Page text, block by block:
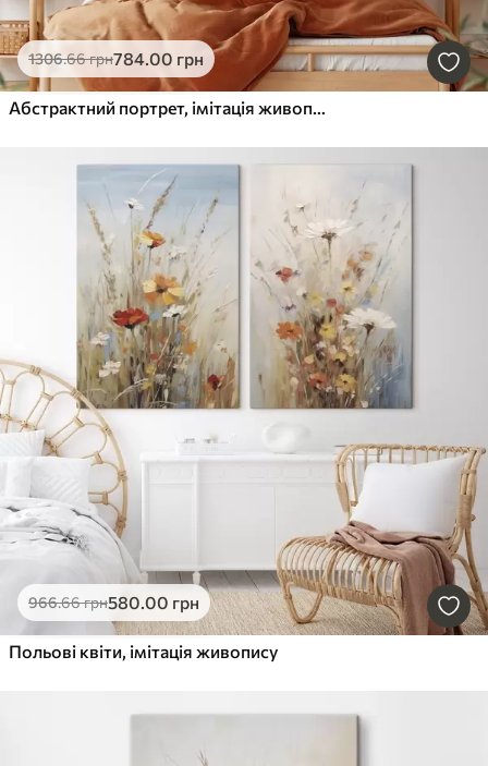
1306.66грн784.00 грн
Абстрактний портрет, імітація живопису
966.66грн580.00 грн
Польові квіти, імітація живопису